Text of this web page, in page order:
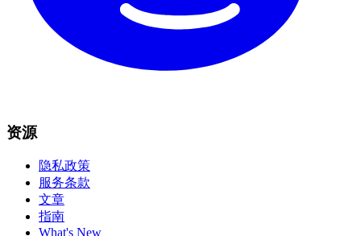
资源
隐私政策
服务条款
文章
指南
What's New